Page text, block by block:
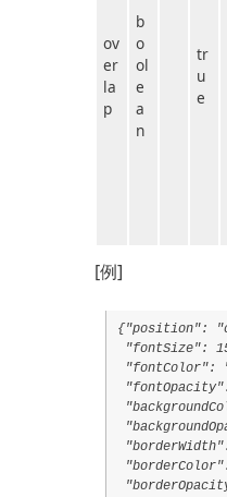
ov
er
la
p
b
o
ol
e
a
n
tr
u
e
[例]
{"position":
"fontSize":
"fontColor":
"borderColor":